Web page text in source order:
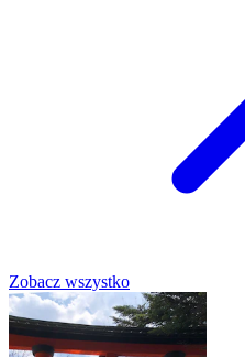
Zobacz wszystko